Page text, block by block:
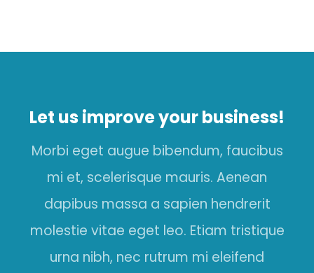
Let us improve your business!
Morbi eget augue bibendum, faucibus
mi et, scelerisque mauris. Aenean
dapibus massa a sapien hendrerit
molestie vitae eget leo. Etiam tristique
urna nibh, nec rutrum mi eleifend